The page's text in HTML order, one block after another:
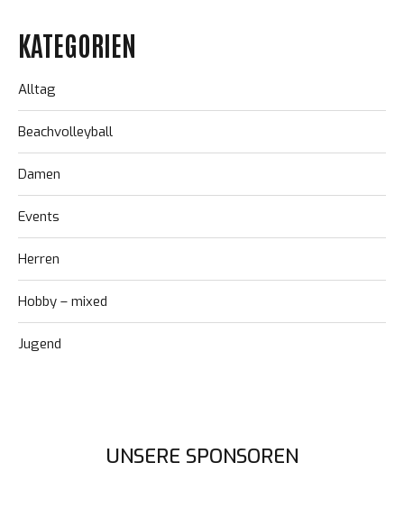
KATEGORIEN
Alltag
Beachvolleyball
Damen
Events
Herren
Hobby – mixed
Jugend
UNSERE SPONSOREN